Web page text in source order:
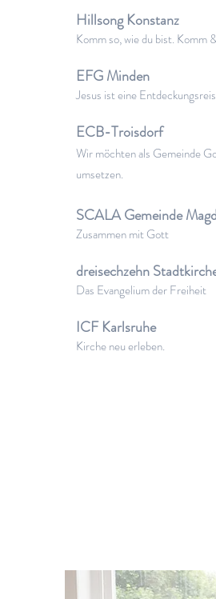
Hillsong Konstanz
Komm so, wie du bist. Komm
EFG Minden
Jesus ist eine
ECB-Troisdorf
Wir möchten als Gemeinde
umsetzen.
SCALA Gemeinde
Zusammen mit Gott
dreisechzehn
Das Evangelium der Freiheit
ICF Karlsruhe
Kirche neu erleben.